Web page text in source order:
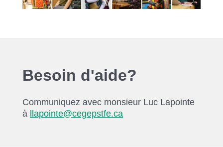
Besoin d'aide?
Communiquez avec monsieur Luc Lapointe
à llapointe@cegepstfe.ca